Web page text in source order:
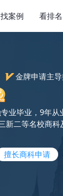
找案例 看排名
金牌申请主
业毕业，9年
新二等名校商
擅长商科申请